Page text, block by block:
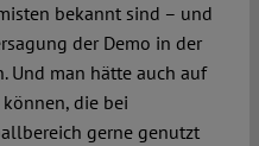
bekannt sind – und
der Demo in der
Und man hätte auch auf
die bei
gerne genutzt